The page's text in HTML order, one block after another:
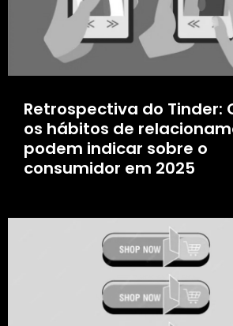
Retrospectiva do Tinder:
os hábitos de
podem indicar sobre o
consumidor em 2025